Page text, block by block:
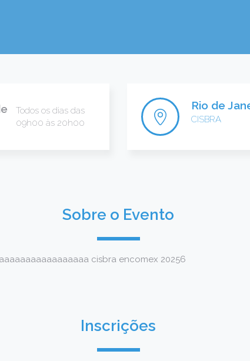
Todos os dias das
09h00 às 20h00
Rio de
CISBRA
Sobre o Evento
cisbra encomex 20256
Inscrições